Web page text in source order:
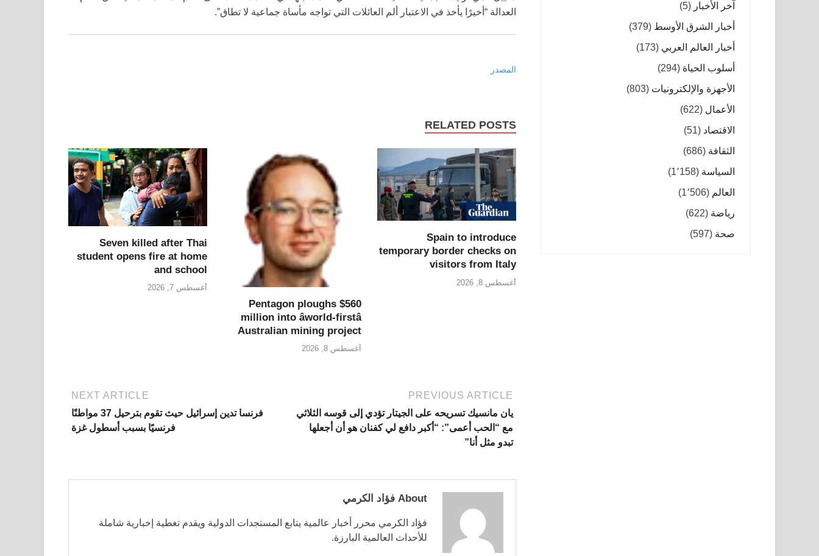
العدالة “أخيرًا يأخذ في الاعتبار ألم العائلات التي تواجه مأساة جماعية لا تطاق”.
المصدر
RELATED POSTS
Spain to introduce
temporary border checks on
visitors from Italy
أغسطس 8, 2026
Pentagon ploughs $560
million into âworld-firstâ
Australian mining project
أغسطس 8, 2026
Seven killed after Thai
student opens fire at home
and school
أغسطس 7, 2026
PREVIOUS ARTICLE
يان مانسيك تسريحه على الجيتار تؤدي إلى قوسه الثلاثي
مع “الحب أعمى”: “أكبر دافع لي كفنان هو أن أجعلها
تبدو مثل أنا”
NEXT ARTICLE
فرنسا تدين إسرائيل حيث تقوم بترحيل 37 مواطنًا
فرنسيًا بسبب أسطول غزة
About فؤاد الكرمي
فؤاد الكرمي محرر أخبار عالمية يتابع المستجدات الدولية ويقدم تغطية إخبارية شاملة
للأحداث العالمية البارزة.
آخر الأخبار (5)
أخبار الشرق الأوسط (379)
أخبار العالم العربي (173)
أسلوب الحياة (294)
الأجهزة والإلكترونيات (803)
الأعمال (622)
الاقتصاد (51)
الثقافة (686)
السياسة (1٬158)
العالم (1٬506)
رياضة (622)
صحة (597)